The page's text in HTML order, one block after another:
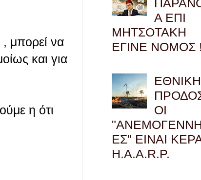
μπορεί να
και για
η ότι
Α ΕΠΙ
ΜΗΤΣΟΤΑΚΗ
ΕΓΙΝΕ ΝΟΜΟΣ
ΕΘΝΙΚΗ
ΟΙ
ΕΣ" ΕΙΝΑΙ
H.A.A.R.P.